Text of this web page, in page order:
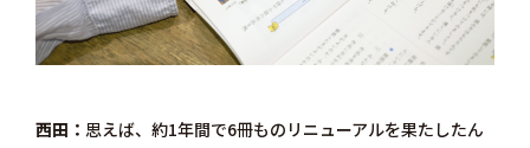
西田
思えば、約1年間で6冊ものリニューアルを果たしたん